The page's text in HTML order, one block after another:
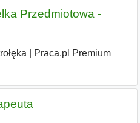
Przedmiotowa -
Praca.pl Premium